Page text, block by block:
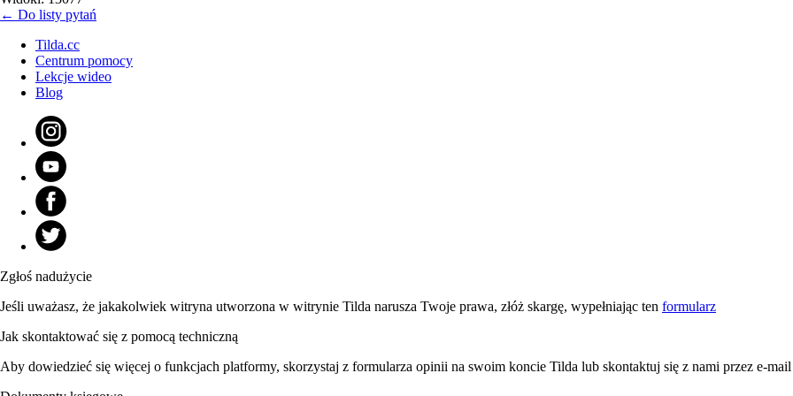
← Do listy pytań
Tilda.cc
Centrum pomocy
Lekcje wideo
Blog
Zgłoś nadużycie
Jeśli uważasz, że jakakolwiek witryna utworzona w witrynie Tilda narusza Twoje prawa, złóż skargę, wypełniając ten formularz
Jak skontaktować się z pomocą techniczną
Aby dowiedzieć się więcej o funkcjach platformy, skorzystaj z formularza opinii na swoim koncie Tilda lub skontaktuj się z nami przez e-mail